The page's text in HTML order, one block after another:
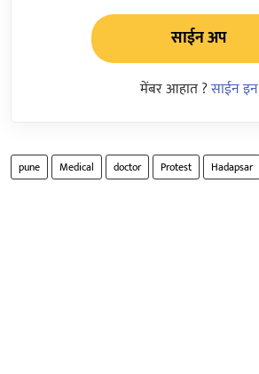
साईन अप
मेंबर आहात ?साईन इन
pune Medical doctor Protest Hadapsar